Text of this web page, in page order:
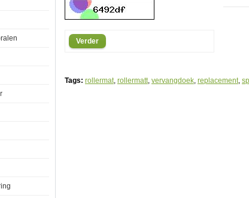
mÃÂ²,
c.
m
lang.
stuks.
Verder
Tags: rollermat, rollermatt, vervangdoek, replacement,